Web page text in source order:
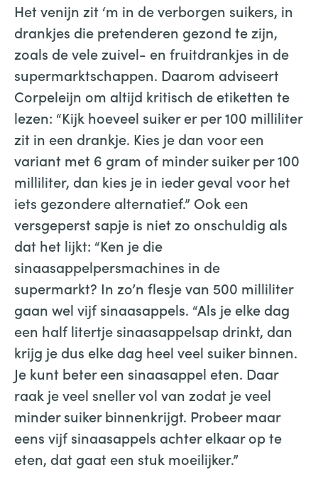
Het venijn zit ‘m in de verborgen suikers, in
drankjes die pretenderen gezond te zijn,
zoals de vele zuivel- en fruitdrankjes in de
supermarktschappen. Daarom adviseert
Corpeleijn om altijd kritisch de etiketten te
lezen: “Kijk hoeveel suiker er per 100 milliliter
zit in een drankje. Kies je dan voor een
variant met 6 gram of minder suiker per 100
milliliter, dan kies je in ieder geval voor het
iets gezondere alternatief.” Ook een
versgeperst sapje is niet zo onschuldig als
dat het lijkt: “Ken je die
sinaasappelpersmachines in de
supermarkt? In zo’n flesje van 500 milliliter
gaan wel vijf sinaasappels. “Als je elke dag
een half litertje sinaasappelsap drinkt, dan
krijg je dus elke dag heel veel suiker binnen.
Je kunt beter een sinaasappel eten. Daar
raak je veel sneller vol van zodat je veel
minder suiker binnenkrijgt. Probeer maar
eens vijf sinaasappels achter elkaar op te
eten, dat gaat een stuk moeilijker.”